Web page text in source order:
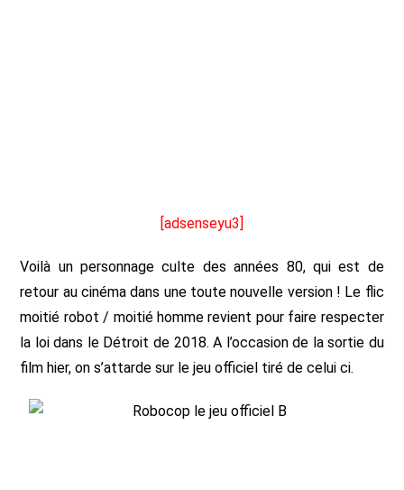
[adsenseyu3]
Voilà un personnage culte des années 80, qui est de
retour au cinéma dans une toute nouvelle version ! Le flic
moitié robot / moitié homme revient pour faire respecter
la loi dans le Détroit de 2018. A l’occasion de la sortie du
film hier, on s’attarde sur le jeu officiel tiré de celui ci.